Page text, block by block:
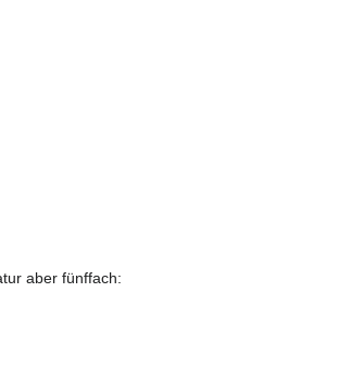
aber fünffach: